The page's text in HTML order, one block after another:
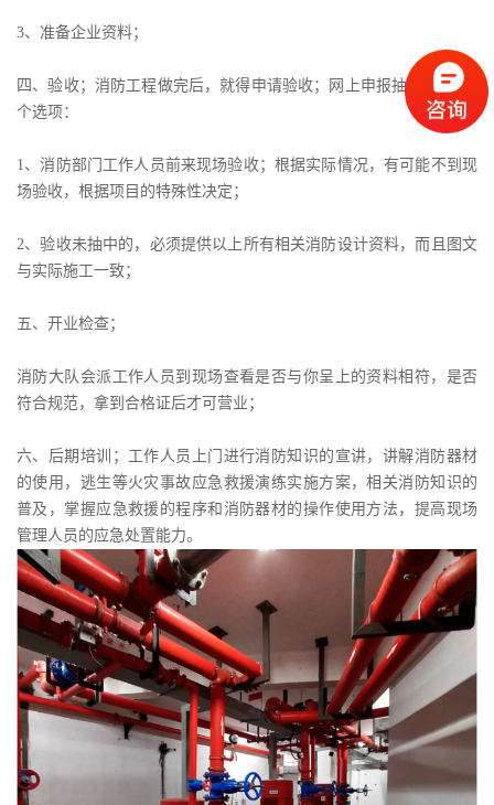
3、准备企业资料；
四、验收；消防工程做完后，就得申请验收；网上申报抽中的，有2
个选项：
1、消防部门工作人员前来现场验收；根据实际情况，有可能不到现
场验收，根据项目的特殊性决定；
2、验收未抽中的，必须提供以上所有相关消防设计资料，而且图文
与实际施工一致；
五、开业检查；
消防大队会派工作人员到现场查看是否与你呈上的资料相符，是否
符合规范，拿到合格证后才可营业；
六、后期培训；工作人员上门进行消防知识的宣讲，讲解消防器材
的使用，逃生等火灾事故应急救援演练实施方案，相关消防知识的
普及，掌握应急救援的程序和消防器材的操作使用方法，提高现场
管理人员的应急处置能力。